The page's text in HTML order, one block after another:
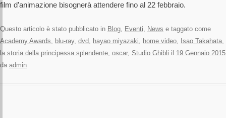
film d’animazione bisognerà attendere fino al 22 febbraio.
Questo articolo è stato pubblicato in Blog, Eventi, News e taggato come
Academy Awards, blu-ray, dvd, hayao miyazaki, home video, Isao Takahata,
la storia della principessa splendente, oscar, Studio Ghibli il 19 Gennaio 2015
da admin